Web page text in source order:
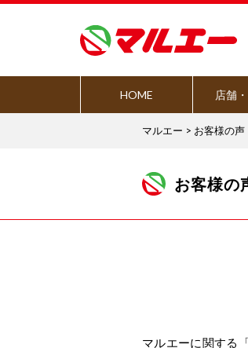
HOME 店舗
マルエー > お客様の声
お客様の
マルエーに関する